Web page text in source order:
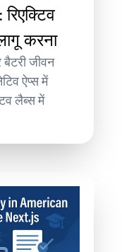
करना
जीवन
ऐप्स में
लैब्स में